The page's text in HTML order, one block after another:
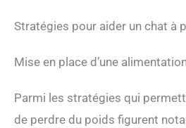
Stratégies pour aider un chat à
Mise en place d’une
Parmi les stratégies qui
de perdre du poids figurent